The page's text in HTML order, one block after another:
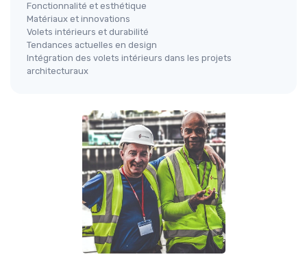
Fonctionnalité et esthétique
Matériaux et innovations
Volets intérieurs et durabilité
Tendances actuelles en design
Intégration des volets intérieurs dans les projets
architecturaux